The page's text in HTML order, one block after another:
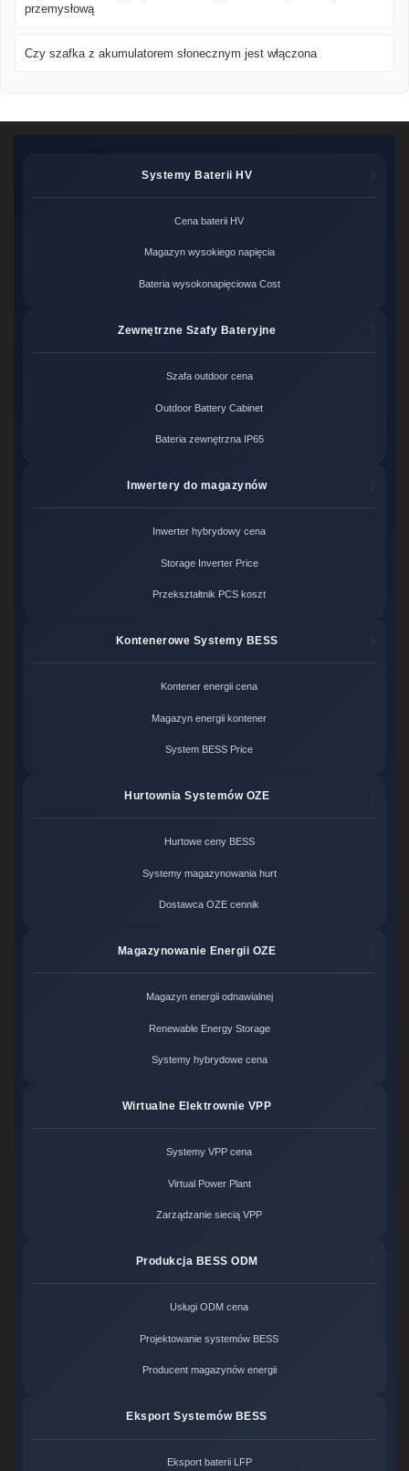
przemysłową
Czy szafka z akumulatorem słonecznym jest włączona
Systemy Baterii HV
Cena baterii HV
Magazyn wysokiego napięcia
Bateria wysokonapięciowa Cost
Zewnętrzne Szafy Bateryjne
Szafa outdoor cena
Outdoor Battery Cabinet
Bateria zewnętrzna IP65
Inwertery do magazynów
Inwerter hybrydowy cena
Storage Inverter Price
Przekształtnik PCS koszt
Kontenerowe Systemy BESS
Kontener energii cena
Magazyn energii kontener
System BESS Price
Hurtownia Systemów OZE
Hurtowe ceny BESS
Systemy magazynowania hurt
Dostawca OZE cennik
Magazynowanie Energii OZE
Magazyn energii odnawialnej
Renewable Energy Storage
Systemy hybrydowe cena
Wirtualne Elektrownie VPP
Systemy VPP cena
Virtual Power Plant
Zarządzanie siecią VPP
Produkcja BESS ODM
Usługi ODM cena
Projektowanie systemów BESS
Producent magazynów energii
Eksport Systemów BESS
Eksport baterii LFP